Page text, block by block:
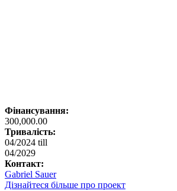
Фінансування:
300,000.00
Тривалість:
04/2024 till
04/2029
Контакт:
Gabriel Sauer
Дізнайтеся більше про проект